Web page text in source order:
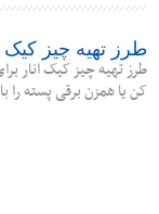
طرز تهیه چیز کیک
طرز تهیه چیز کیک انار
کن یا همزن برقی پسته را